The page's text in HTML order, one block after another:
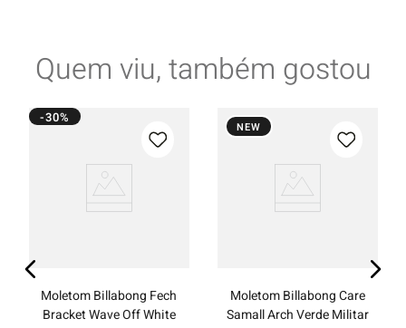
Quem viu, também gostou
-30%
Moletom Billabong Fech
Bracket Wave Off White
NEW
Moletom Billabong Care
Samall Arch Verde Militar